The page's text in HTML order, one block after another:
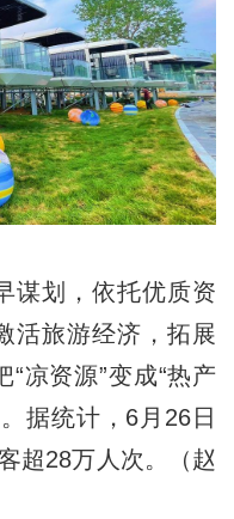
划，依托优质资
活旅游经济，拓展
凉资源”变成“热产
据统计，6月26日
超28万人次。（赵